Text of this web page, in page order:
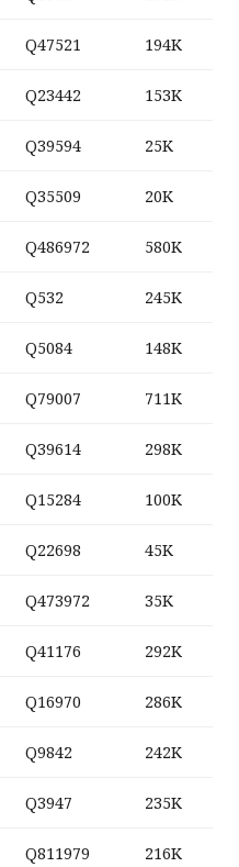
Q47521 194K
Q23442 153K
Q39594 25K
Q35509 20K
Q486972 580K
Q532 245K
Q5084 148K
Q79007 711K
Q39614 298K
Q15284 100K
Q22698 45K
Q473972 35K
Q41176 292K
Q16970 286K
Q9842 242K
Q3947 235K
Q811979 216K